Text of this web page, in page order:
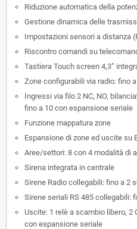
Riduzione automatica della
Gestione dinamica delle
Impostazioni sensori a distanza
Riscontro comandi su
Tastiera Touch screen 4,3”
Zone configurabili via radio: fino
Ingressi via filo 2 NC, NO,
fino a 10 con espansione seriale
Funzione mappatura zone
Espansione di zone ed uscite su
Aree/settori: 8 con 4 modalità di
Sirena integrata in centrale
Sirene Radio collegabili: fino a 2
Sirene seriali RS 485 collegabili:
Uscite: 1 relè a scambio libero, 2
con espansione seriale